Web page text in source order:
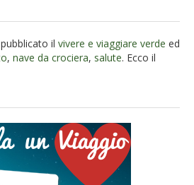
il vivere e viaggiare verde ed
, nave da crociera, salute. Ecco il